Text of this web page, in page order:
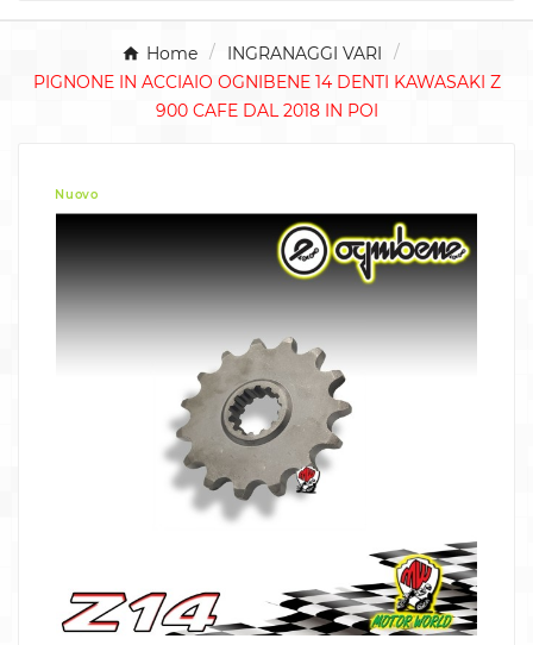
Home
INGRANAGGI VARI
PIGNONE IN ACCIAIO OGNIBENE 14 DENTI KAWASAKI Z
900 CAFE DAL 2018 IN POI
Nuovo